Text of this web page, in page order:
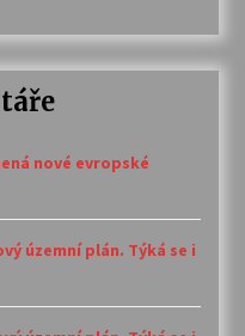
nové evropské
územní plán. Týká se i